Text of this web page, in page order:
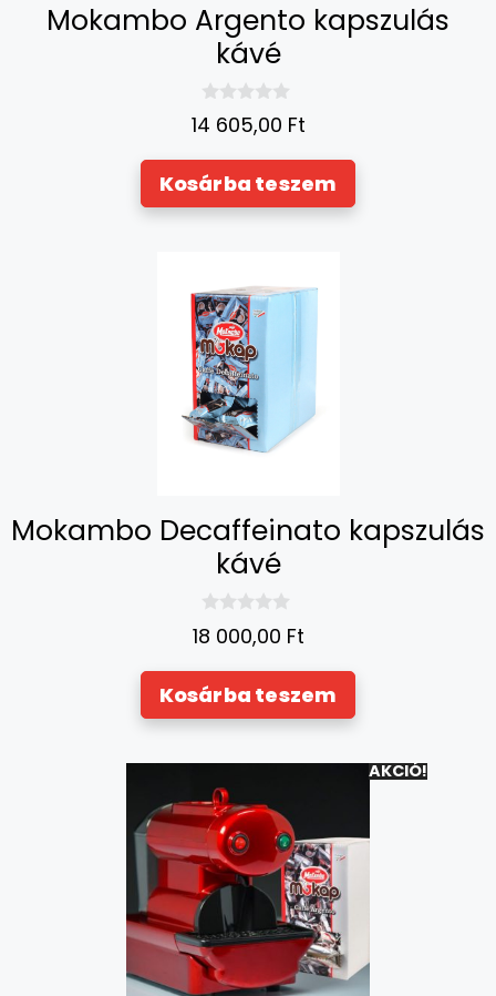
Mokambo Argento kapszulás
kávé
0
a
-
ő
14 605,00 Ft
Kosárba teszem
Mokambo Decaffeinato kapszulás
kávé
0
a
5
-
ő
18 000,00 Ft
Kosárba teszem
AKCIÓ!